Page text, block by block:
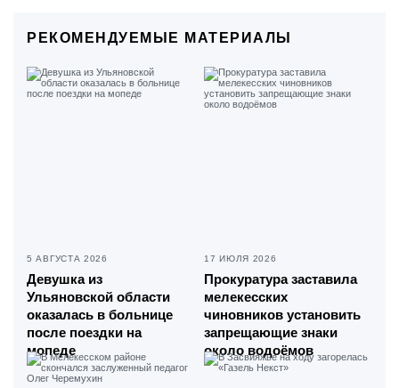
РЕКОМЕНДУЕМЫЕ МАТЕРИАЛЫ
5 АВГУСТА 2026
Девушка из
Ульяновской области
оказалась в больнице
после поездки на
мопеде
17 ИЮЛЯ 2026
Прокуратура заставила
мелекесских
чиновников установить
запрещающие знаки
около водоёмов